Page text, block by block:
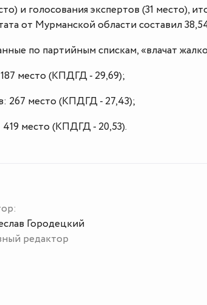
и голосования экспертов (31 место),
от Мурманской области составил
по партийным спискам, «влачат
место (КПДГД - 29,69);
267 место (КПДГД - 27,43);
место (КПДГД - 20,53).
Городецкий
редактор